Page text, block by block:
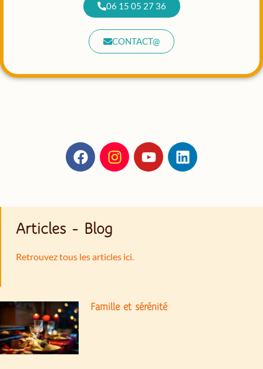
06 15 05 27 36
CONTACT@
Articles - Blog
Retrouvez tous les articles ici.
Famille et sérénité